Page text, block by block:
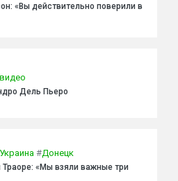
«Вы действительно поверили в
видео
Дель Пьеро
Украина #Донецк
«Мы взяли важные три